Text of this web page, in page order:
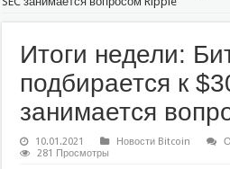
Итоги недели:
подбирается к
занимается
10.01.2021 Новости Bitcoin
281 Просмотры